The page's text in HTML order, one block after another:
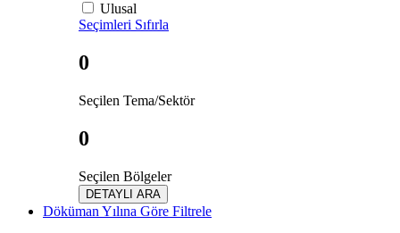
Ulusal
Seçimleri Sıfırla
0
Seçilen Tema/Sektör
0
Seçilen Bölgeler
DETAYLI ARA
Döküman Yılına Göre Filtrele